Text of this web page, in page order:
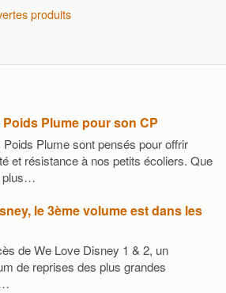
produits
Plume pour son CP
Plume sont pensés pour offrir
et résistance à nos petits écoliers. Que
plus…
le 3ème volume est dans les
de We Love Disney 1 & 2, un
de reprises des plus grandes